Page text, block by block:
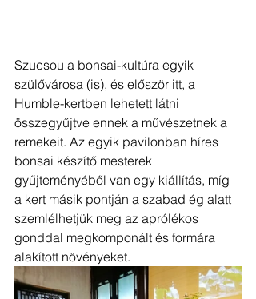
Szucsou a bonsai-kultúra egyik
szülővárosa (is), és először itt, a
Humble-kertben lehetett látni
összegyűjtve ennek a művészetnek a
remekeit. Az egyik pavilonban híres
bonsai készítő mesterek
gyűjteményéből van egy kiállítás, míg
a kert másik pontján a szabad ég alatt
szemlélhetjük meg az aprólékos
gonddal megkomponált és formára
alakított növényeket.